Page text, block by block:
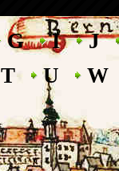
G I
J
T U W